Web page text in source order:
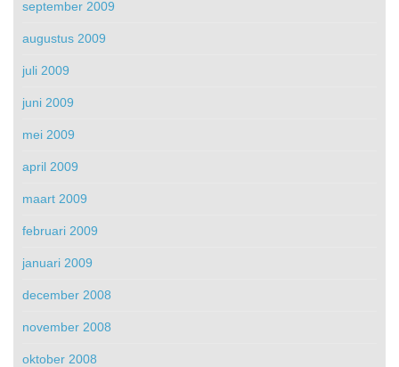
september 2009
augustus 2009
juli 2009
juni 2009
mei 2009
april 2009
maart 2009
februari 2009
januari 2009
december 2008
november 2008
oktober 2008